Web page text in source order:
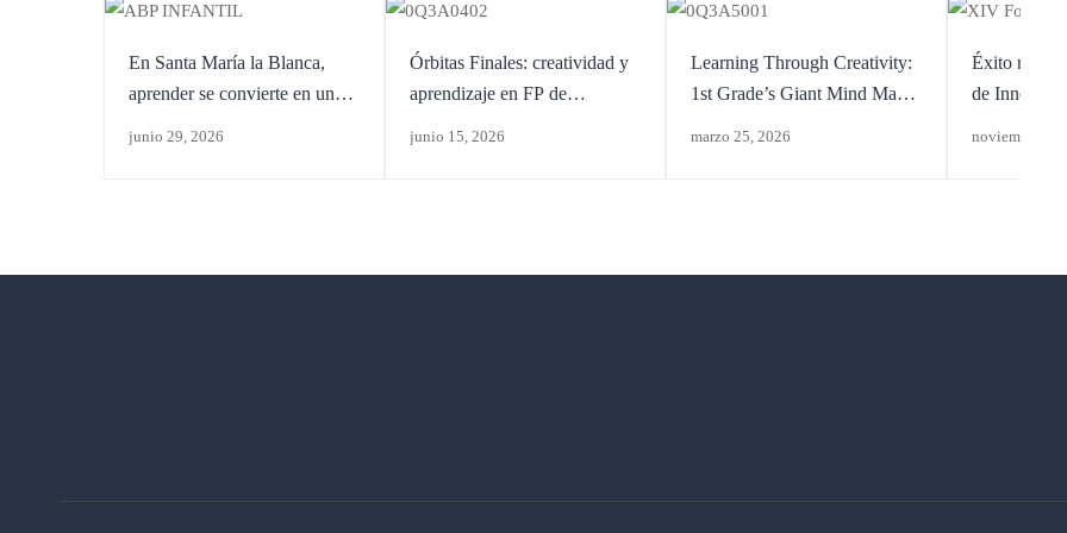
En Santa María la Blanca,
aprender se convierte en una
junio 29, 2026
Órbitas Finales: creatividad y
aprendizaje en FP de
junio 15, 2026
Learning Through Creativity:
1st Grade’s Giant Mind Map
marzo 25, 2026
Éxito
de
noviembre 6,